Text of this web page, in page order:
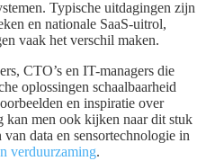
Typische uitdagingen zijn
en nationale SaaS-uitrol,
vaak het verschil maken.
CTO’s en IT-managers die
oplossingen schaalbaarheid
en inspiratie over
kan men ook kijken naar dit stuk
data en sensortechnologie in
verduurzaming.